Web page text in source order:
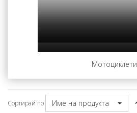
Мотоциклети
Сортирай по Име на продукта